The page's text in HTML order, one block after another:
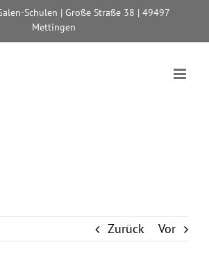
Schulen | Große Straße 38 | 49497
Mettingen
Zurück Vor